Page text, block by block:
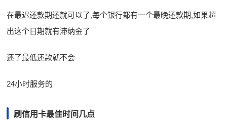
在最迟还款期还就可以了,每个银行都有一个最晚还款期,如果超
出这个日期就有滞纳金了
还了最低还款就不会
24小时服务的
刷信用卡最佳时间几点